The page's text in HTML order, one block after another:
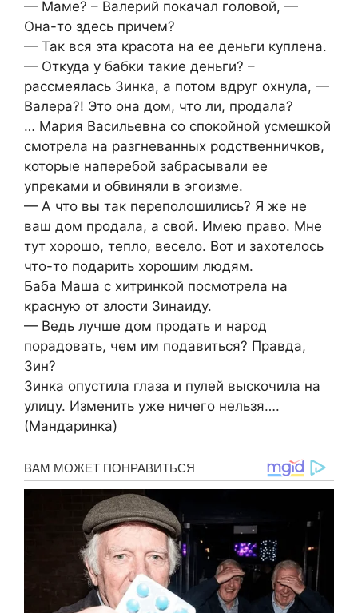
— Маме? – Валерий покачал головой, —
Она-то здесь причем?
— Так вся эта красота на ее деньги куплена.
— Откуда у бабки такие деньги? –
рассмеялась Зинка, а потом вдруг охнула, —
Валера?! Это она дом, что ли, продала?
… Мария Васильевна со спокойной усмешкой
смотрела на разгневанных родственничков,
которые наперебой забрасывали ее
упреками и обвиняли в эгоизме.
— А что вы так переполошились? Я же не
ваш дом продала, а свой. Имею право. Мне
тут хорошо, тепло, весело. Вот и захотелось
что-то подарить хорошим людям.
Баба Маша с хитринкой посмотрела на
красную от злости Зинаиду.
— Ведь лучше дом продать и народ
порадовать, чем им подавиться? Правда,
Зин?
Зинка опустила глаза и пулей выскочила на
улицу. Изменить уже ничего нельзя….
(Мандаринка)